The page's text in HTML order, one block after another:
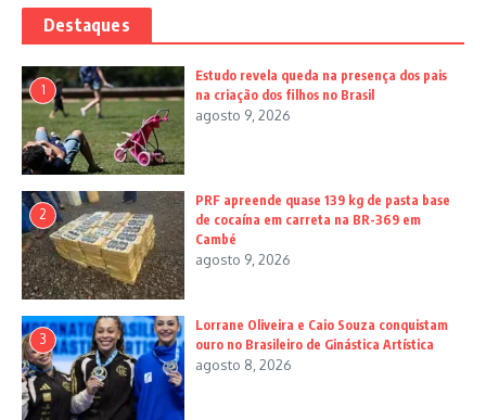
Destaques
1
Estudo revela queda na presença dos pais
na criação dos filhos no Brasil
agosto 9, 2026
2
PRF apreende quase 139 kg de pasta base
de cocaína em carreta na BR-369 em
Cambé
agosto 9, 2026
3
Lorrane Oliveira e Caio Souza conquistam
ouro no Brasileiro de Ginástica Artística
agosto 8, 2026